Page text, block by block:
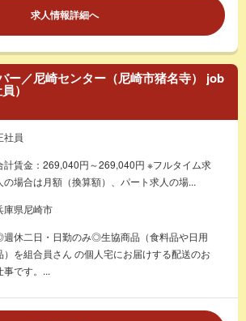
求人情報詳細へ
ー／尼崎センター（尼崎市猪名寺） job
）
社員
計賃金：269,040円～269,040円 ※フルタイム求
の場合は月額（換算額）、パート求人の場...
庫県尼崎市
休二日・日勤のみ◎生協商品（食料品や日用
）を組合員さん の個人宅にお届けする配送のお
事です。...